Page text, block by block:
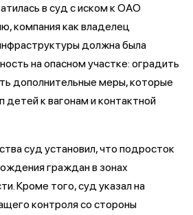
в суд с иском к ОАО
компания как владелец
должна была
на опасном участке: оградить
дополнительные меры, которые
детей к вагонам и контактной
суд установил, что подросток
граждан в зонах
Кроме того, суд указал на
контроля со стороны